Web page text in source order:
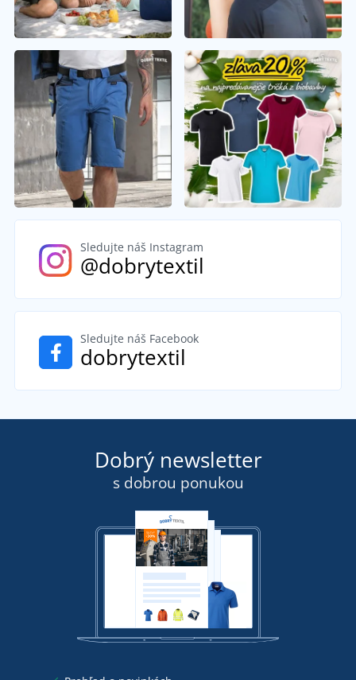
Sledujte náš Instagram
@dobrytextil
Sledujte náš Facebook
dobrytextil
Dobrý newsletter
s dobrou ponukou